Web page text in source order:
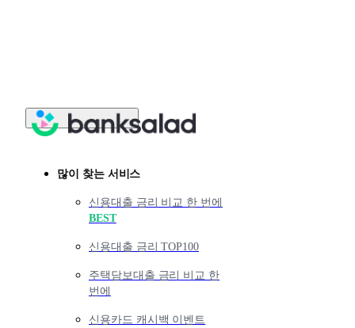
많이 찾는 서비스
신용대출 금리 비교 한 번에
BEST
신용대출 금리 TOP100
주택담보대출 금리 비교 한
번에
신용카드 캐시백 이벤트